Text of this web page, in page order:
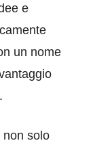
e
un nome
non solo